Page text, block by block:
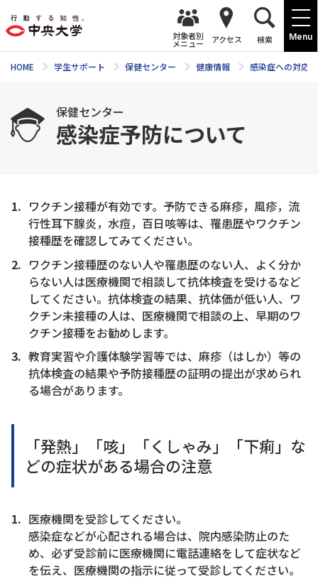
Menu
対象者別
メニュー アクセス 検索
HOME 学生サポート 保健センター 健康情報 感染症への対応
保健センター
感染症予防について
ワクチン接種が有効です。予防できる麻疹，風疹，流
行性耳下腺炎，水痘，百日咳等は、罹患歴やワクチン
接種歴を確認してみてください。
ワクチン接種歴のない人や罹患歴のない人、よく分か
らない人は医療機関で相談して抗体検査を受けるなど
してください。抗体検査の結果、抗体価が低い人、ワ
クチン未接種の人は、医療機関で相談の上、早期のワ
クチン接種をお勧めします。
教育実習や介護体験学習等では、麻疹（はしか）等の
抗体検査の結果や予防接種歴の証明の提出が求められ
る場合があります。
「発熱」「咳」「くしゃみ」「下痢」な
どの症状がある場合の注意
医療機関を受診してください。
感染症などが心配される場合は、院内感染防止のた
め、必ず受診前に医療機関に電話連絡をして症状など
を伝え、医療機関の指示に従って受診してください。